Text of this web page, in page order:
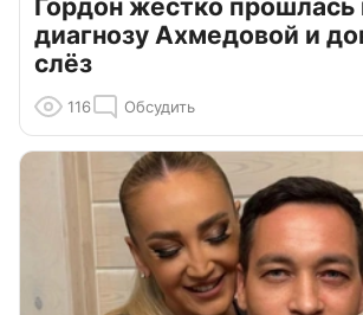
Гордон жестко прошлась
диагнозу Ахмедовой и
слёз
116 Обсудить